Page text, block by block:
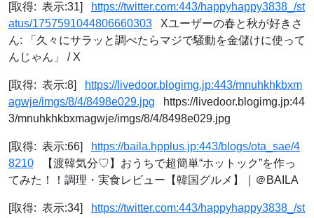
[取得: 表示:31]
https://twitter.com:443/happyhappy3838_/st
atus/1757591044806660303 Xユーザーの春と秋が好きさ
ん: 「久々にサラッと調べたらマジで騒動を金儲けに使って
んじゃん」 / X
[取得: 表示:8]
https://livedoor.blogimg.jp:443/mnuhkhkbxm
agwje/imgs/8/4/8498e029.jpg https://livedoor.blogimg.jp:44
3/mnuhkhkbxmagwje/imgs/8/4/8498e029.jpg
[取得: 表示:66]
https://baila.hpplus.jp:443/blogs/ota_sae/4
8210 【渡韓気分♡】おうちで超簡単“ホットック”を作っ
てみた！！調理・実食レビュー【韓国グルメ】｜＠BAILA
[取得: 表示:34] https://twitter.com:443/happyhappy3838_/st